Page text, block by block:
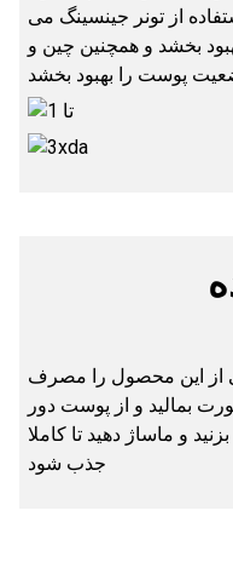
از تونر جینسینگ می
بخشد و همچنین چین و
از این محصول را مصرف
بمالید و از پوست دور
و ماساژ دهید تا کاملا
جذب شود